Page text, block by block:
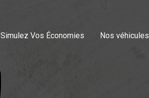
Simulez Vos Économies Nos véhicules